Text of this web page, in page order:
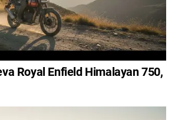
Royal Enfield Himalayan 750,